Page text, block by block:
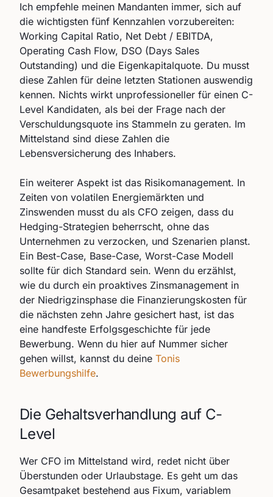
Ich empfehle meinen Mandanten immer, sich auf
die wichtigsten fünf Kennzahlen vorzubereiten:
Working Capital Ratio, Net Debt / EBITDA,
Operating Cash Flow, DSO (Days Sales
Outstanding) und die Eigenkapitalquote. Du musst
diese Zahlen für deine letzten Stationen auswendig
kennen. Nichts wirkt unprofessioneller für einen C-
Level Kandidaten, als bei der Frage nach der
Verschuldungsquote ins Stammeln zu geraten. Im
Mittelstand sind diese Zahlen die
Lebensversicherung des Inhabers.
Ein weiterer Aspekt ist das Risikomanagement. In
Zeiten von volatilen Energiemärkten und
Zinswenden musst du als CFO zeigen, dass du
Hedging-Strategien beherrscht, ohne das
Unternehmen zu verzocken, und Szenarien planst.
Ein Best-Case, Base-Case, Worst-Case Modell
sollte für dich Standard sein. Wenn du erzählst,
wie du durch ein proaktives Zinsmanagement in
der Niedrigzinsphase die Finanzierungskosten für
die nächsten zehn Jahre gesichert hast, ist das
eine handfeste Erfolgsgeschichte für jede
Bewerbung. Wenn du hier auf Nummer sicher
gehen willst, kannst du deine Tonis
Bewerbungshilfe.
Die Gehaltsverhandlung auf C-
Level
Wer CFO im Mittelstand wird, redet nicht über
Überstunden oder Urlaubstage. Es geht um das
Gesamtpaket bestehend aus Fixum, variablem